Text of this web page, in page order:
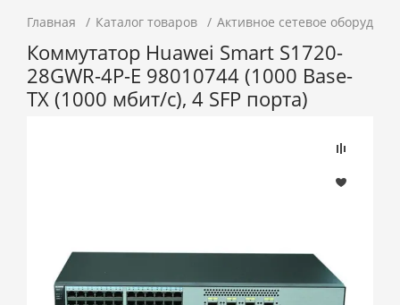
Главная Каталог товаров Активное сетевое
Коммутатор Huawei Smart S1720-
28GWR-4P-E 98010744 (1000 Base-
TX (1000 мбит/с), 4 SFP порта)